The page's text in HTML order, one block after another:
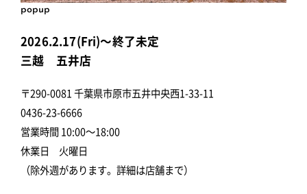
popup
2026.2.17(Fri)～終了未定
三越 五井店
〒290-0081 千葉県市原市五井中央西1-33-11
0436-23-6666
営業時間 10:00～18:00
休業日 火曜日
（除外週があります。詳細は店舗まで）